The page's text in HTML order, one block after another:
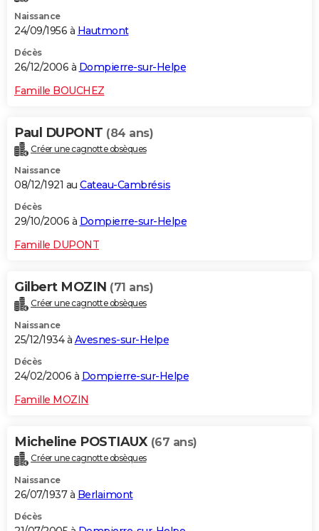
Naissance
24/09/1956 à Hautmont
Décès
26/12/2006 à Dompierre-sur-Helpe
Famille BOUCHEZ
Paul DUPONT (84 ans)
Créer une cagnotte obsèques
Naissance
08/12/1921 au Cateau-Cambrésis
Décès
29/10/2006 à Dompierre-sur-Helpe
Famille DUPONT
Gilbert MOZIN (71 ans)
Créer une cagnotte obsèques
Naissance
25/12/1934 à Avesnes-sur-Helpe
Décès
24/02/2006 à Dompierre-sur-Helpe
Famille MOZIN
Micheline POSTIAUX (67 ans)
Créer une cagnotte obsèques
Naissance
26/07/1937 à Berlaimont
Décès